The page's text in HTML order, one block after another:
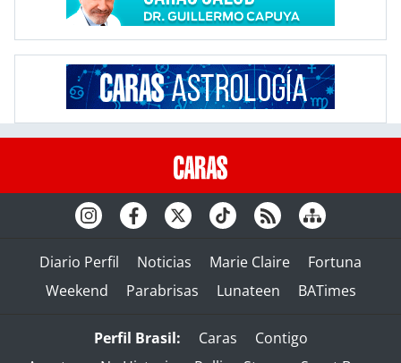
Diario Perfil Noticias Marie Claire
Fortuna
Weekend
Parabrisas Lunateen BATimes
Perfil Brasil: Caras
Contigo